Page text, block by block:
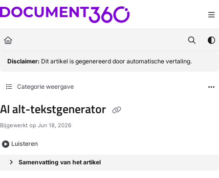
Documentation Index
Fetch the complete documentation index at:https://docs.document360.com/
Use this file to discover all available pages before exploring further.
Disclaimer: Dit artikel is gegenereerd door automatische vertaling.
Categorie weergave
AI alt-tekstgenerator
Bijgewerkt op Jun 18, 2026
Luisteren
Samenvatting van het artikel